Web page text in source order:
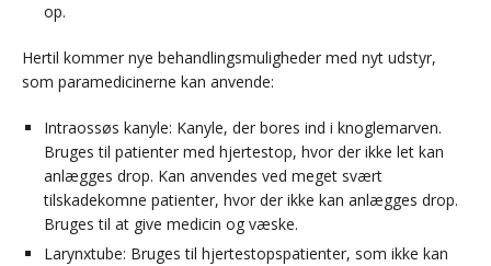
op.
Hertil kommer nye behandlingsmuligheder med nyt udstyr,
som paramedicinerne kan anvende:
Intraossøs kanyle: Kanyle, der bores ind i knoglemarven.
Bruges til patienter med hjertestop, hvor der ikke let kan
anlægges drop. Kan anvendes ved meget svært
tilskadekomne patienter, hvor der ikke kan anlægges drop.
Bruges til at give medicin og væske.
Larynxtube: Bruges til hjertestopspatienter, som ikke kan